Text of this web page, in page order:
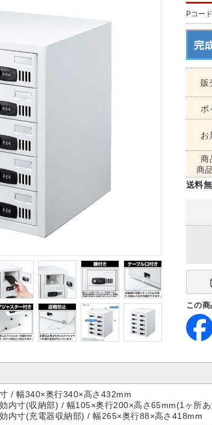
Pコー
販
ポ
お
商
商
送料
この
/ 幅340×奥行340×高さ432mm
内寸(収納部) / 幅105×奥行200×高さ65mm(1ヶ所あ
内寸(充電器収納部) / 幅265×奥行88×高さ418mm